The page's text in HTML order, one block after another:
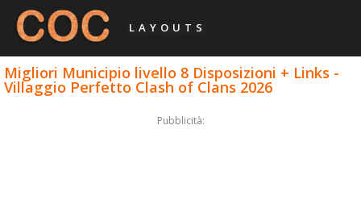
LAYOUTS
Migliori Municipio livello 8 Disposizioni + Links -
Villaggio Perfetto Clash of Clans 2026
Pubblicità: